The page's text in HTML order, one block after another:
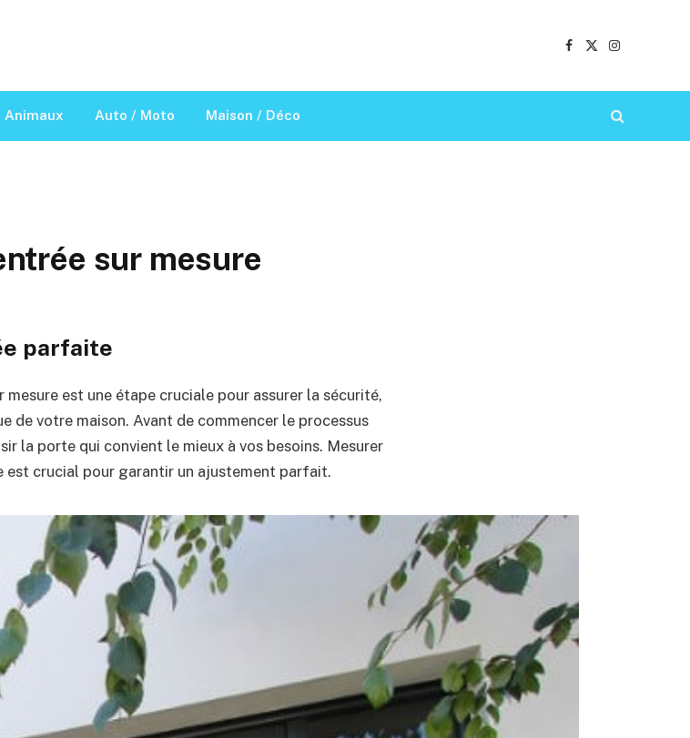
Facebook
X
Instagram
Animaux Auto / Moto Maison / Déco
sur mesure
parfaite
mesure est une étape cruciale pour assurer la sécurité,
de votre maison. Avant de commencer le processus
la porte qui convient le mieux à vos besoins. Mesurer
est crucial pour garantir un ajustement parfait.